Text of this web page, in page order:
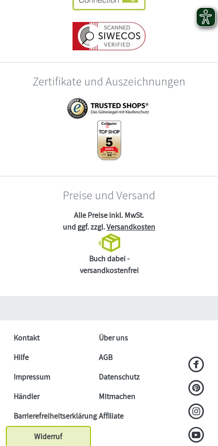
Zertifikate und Auszeichnungen
Preise und Versand
Alle Preise inkl. MwSt.
und ggf. zzgl.Versandkosten
Buch dabei -
versandkostenfrei
Kontakt
Über uns
Hilfe
AGB
Impressum
Datenschutz
Händler
Mitmachen
BarrierefreiheitserklärungAffiliate
Widerruf